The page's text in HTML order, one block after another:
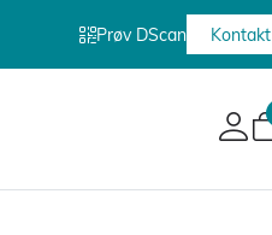
Prøv DScan Kontakt